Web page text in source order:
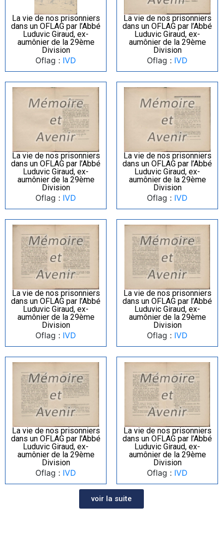
La vie de nos prisonniers
dans un OFLAG par l’Abbé
Luduvic Giraud, ex-
aumônier de la 29ème
Division
Oflag : IVD
La vie de nos prisonniers
dans un OFLAG par l’Abbé
Luduvic Giraud, ex-
aumônier de la 29ème
Division
Oflag : IVD
La vie de nos prisonniers
dans un OFLAG par l’Abbé
Luduvic Giraud, ex-
aumônier de la 29ème
Division
Oflag : IVD
La vie de nos prisonniers
dans un OFLAG par l’Abbé
Luduvic Giraud, ex-
aumônier de la 29ème
Division
Oflag : IVD
La vie de nos prisonniers
dans un OFLAG par l’Abbé
Luduvic Giraud, ex-
aumônier de la 29ème
Division
Oflag : IVD
La vie de nos prisonniers
dans un OFLAG par l’Abbé
Luduvic Giraud, ex-
aumônier de la 29ème
Division
Oflag : IVD
La vie de nos prisonniers
dans un OFLAG par l’Abbé
Luduvic Giraud, ex-
aumônier de la 29ème
Division
Oflag : IVD
La vie de nos prisonniers
dans un OFLAG par l’Abbé
Luduvic Giraud, ex-
aumônier de la 29ème
Division
Oflag : IVD
voir la suite